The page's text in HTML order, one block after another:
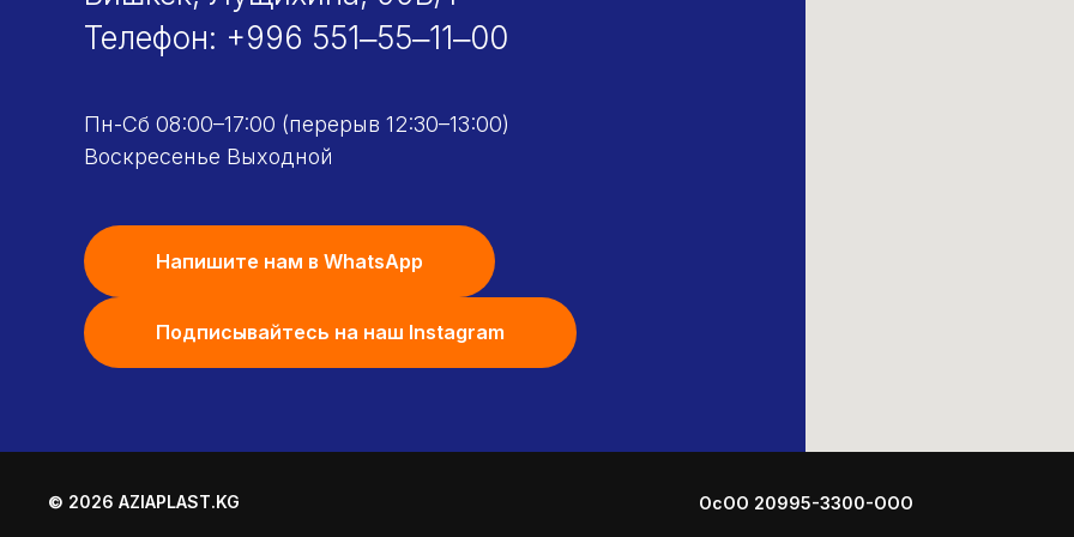
Телефон: +996 551‒55‒11‒00
Пн-Сб 08:00–17:00 (перерыв 12:30–13:00)
Воскресенье Выходной
Напишите нам в WhatsApp
Подписывайтесь на наш Instagram
© 2026 AZIAPLAST.KG ОсОО 20995-3300-ООО